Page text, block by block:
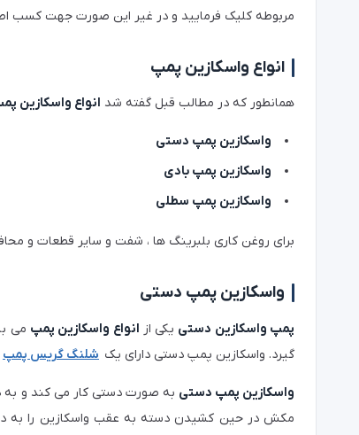
مربوطه کلیک فرمایید و در غیر این صورت جهت کسب
انواع واسکازین پمپ
همانطور که در مطالب قبل گفته شد انواع واسکازین
واسکازین پمپ دستی
واسکازین پمپ بادی
واسکازین پمپ سطلی
برای روغن کاری بلبرینگ ها ، شفت و سایر قطعات و
واسکازین پمپ دستی
پمپ واسکازین دستی یکی از انواع واسکازین پمپ می
گیرد. واسکازین پمپ دستی دارای یک شلنگ گریس پمپ
واسکازین پمپ دستی به صورت دستی کار می کند و به دلیل حجم کم 500 سی سی برای
مکش در حین کشیدن دسته به عقب واسکازین را به